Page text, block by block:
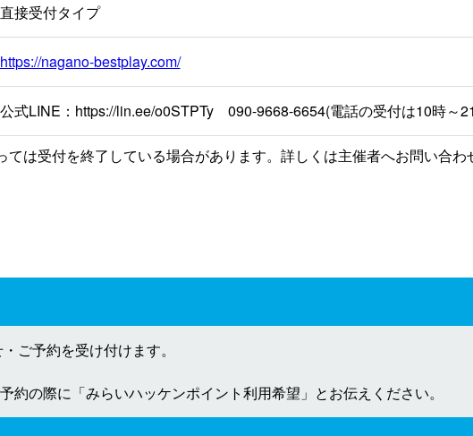
直接受付タイプ
https://nagano-bestplay.com/
公式LINE：https://lin.ee/o0STPTy 090-9668-6654(電話の受付は10時～
は受付を終了している場合があります。詳しくは主催者へお問い合わ
ご予約を受け付けます。
約の際に「みらいハッケンポイント利用希望」とお伝えください。